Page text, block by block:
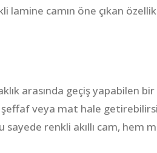
camın öne çıkan
arasında geçiş yapabilen
şeffaf veya mat hale
renkli akıllı cam, hem